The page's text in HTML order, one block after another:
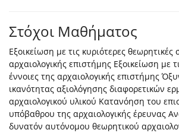
Στόχοι Μαθήματος
Εξοικείωση με τις κυριότερες θεωρητικές
αρχαιολογικής επιστήμης Εξοικείωση με
έννοιες της αρχαιολογικής επιστήμης
ικανότητας αξιολόγησης διαφορετικών
αρχαιολογικού υλικού Κατανόηση του
υπόβαθρου της αρχαιολογικής έρευνας
δυνατόν αυτόνομου θεωρητικού